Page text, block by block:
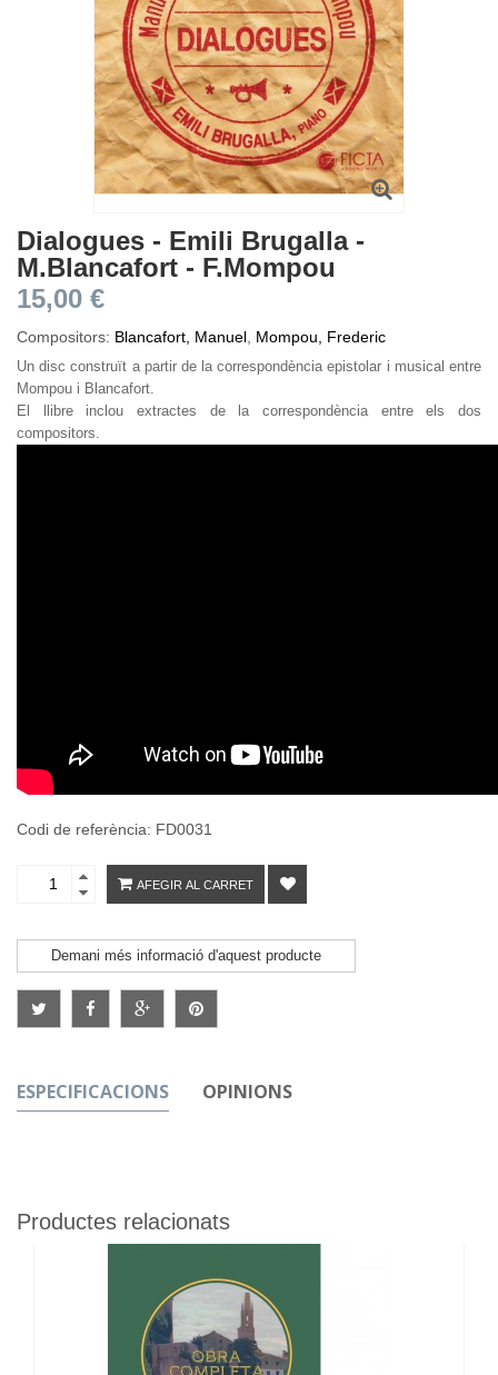
Dialogues - Emili Brugalla -
M.Blancafort - F.Mompou
15,00 €
Compositors: Blancafort, Manuel Mompou, Frederic
Un disc construït a partir de la correspondència epistolar i musical entre
Mompou i Blancafort.
El llibre inclou extractes de la correspondència entre els dos
compositors.
Codi de referència: FD0031
AFEGIR AL CARRET
Demani més informació d'aquest producte
ESPECIFICACIONS OPINIONS
Productes relacionats